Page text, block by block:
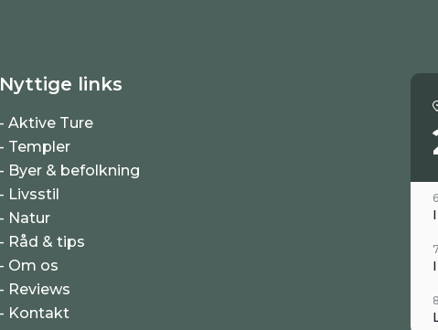
Nyttige links
Aktive Ture
Templer
Byer & befolkning
Livsstil
Natur
Råd & tips
Om os
Reviews
Kontakt